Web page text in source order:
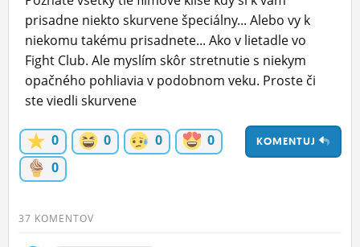
ĽUDIA
MÔJ PROFIL
NASTAVENIA
prisadne niekto skurvene špeciálny... Alebo vy k
niekomu takému prisadnete... Ako v lietadle vo
Fight Club. Ale myslím skôr stretnutie s niekym
opačného pohliavia v podobnom veku. Proste či
ste viedli skurvene
KOMENTUJ
0 0 0
0
0
37 KOMENTOV